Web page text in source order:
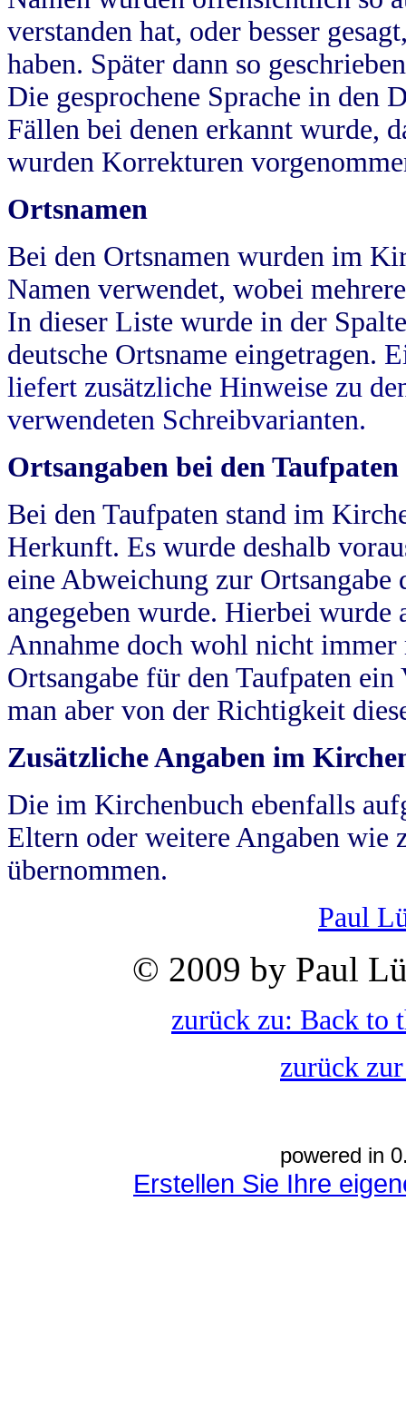
verstanden hat, oder besser
haben. Später dann so
Die gesprochene Sprache in
Fällen bei denen erkannt wurde,
wurden Korrekturen
Ortsnamen
Bei den Ortsnamen wurden im
Namen verwendet, wobei
In dieser Liste wurde in der
deutsche Ortsname eingetragen.
liefert zusätzliche Hinweise zu
verwendeten Schreibvarianten.
Ortsangaben bei den Taufpaten
Bei den Taufpaten stand im
Herkunft. Es wurde deshalb
eine Abweichung zur
angegeben wurde. Hierbei wurde
Annahme doch wohl nicht
Ortsangabe für den Taufpaten
man aber von der Richtigkeit
Zusätzliche Angaben im
Die im Kirchenbuch ebenfalls
Eltern oder weitere Angaben wie
übernommen.
Paul
© 2009 by Paul
zurück zu: Back to
zurück
powered in
Erstellen Sie Ihre